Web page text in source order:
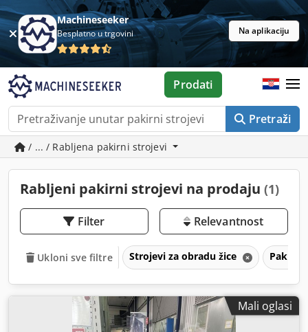
Machineseeker
Besplatno u trgovini Na aplikaciju
Pretraži
Prodati
/ ... / Rabljena pakirni strojevi
Rabljeni pakirni strojevi na prodaju (1)
Filter Relevantnost
Ukloni sve filtre Strojevi za obradu žice Pakirni
Mali oglasi